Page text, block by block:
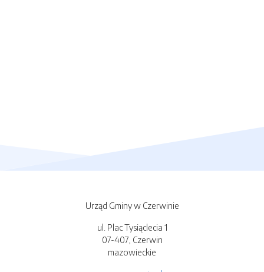
Urząd Gminy w Czerwinie
ul. Plac Tysiąclecia 1
07-407, Czerwin
mazowieckie